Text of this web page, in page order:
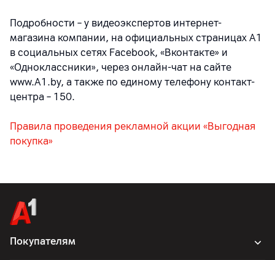
Подробности – у видеоэкспертов интернет-
магазина компании, на официальных страницах A1
в социальных сетях Facebook, «Вконтакте» и
«Одноклассники», через онлайн-чат на сайте
www.A1.by, а также по единому телефону контакт-
центра – 150.
Правила проведения рекламной акции «Выгодная
покупка»
Покупателям